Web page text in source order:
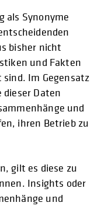
als Synonyme
bisher nicht
und Fakten
Im Gegensatz
dieser Daten
und
ihren Betrieb zu
gilt es diese zu
Insights oder
und